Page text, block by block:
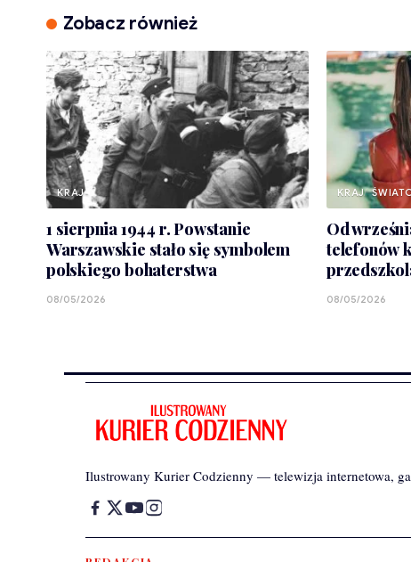
Zobacz również
KRAJ
1 sierpnia 1944 r. Powstanie
Warszawskie stało się symbolem
polskiego bohaterstwa
08/05/2026
KRAJ
Od
telefonów
08/05/2026
Ilustrowany Kurier Codzienny — telewizja internetowa,